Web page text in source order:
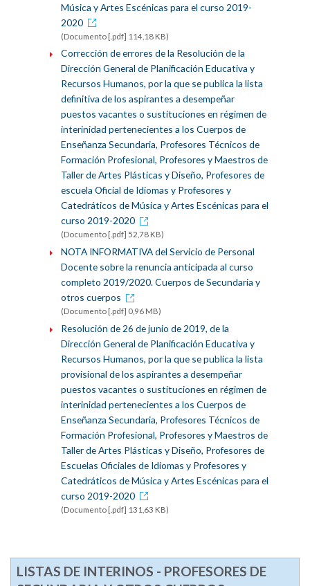
Música y Artes Escénicas para el curso 2019-
2020
(Documento [.pdf] 114,18 KB)
Corrección de errores de la Resolución de la
Dirección General de Planificación Educativa y
Recursos Humanos, por la que se publica la lista
definitiva de los aspirantes a desempeñar
puestos vacantes o sustituciones en régimen de
interinidad pertenecientes a los Cuerpos de
Enseñanza Secundaria, Profesores Técnicos de
Formación Profesional, Profesores y Maestros de
Taller de Artes Plásticas y Diseño, Profesores de
escuela Oficial de Idiomas y Profesores y
Catedráticos de Música y Artes Escénicas para el
curso 2019-2020
(Documento [.pdf] 52,78 KB)
NOTA INFORMATIVA del Servicio de Personal
Docente sobre la renuncia anticipada al curso
completo 2019/2020. Cuerpos de Secundaria y
otros cuerpos
(Documento [.pdf] 0,96 MB)
Resolución de 26 de junio de 2019, de la
Dirección General de Planificación Educativa y
Recursos Humanos, por la que se publica la lista
provisional de los aspirantes a desempeñar
puestos vacantes o sustituciones en régimen de
interinidad pertenecientes a los Cuerpos de
Enseñanza Secundaria, Profesores Técnicos de
Formación Profesional, Profesores y Maestros de
Taller de Artes Plásticas y Diseño, Profesores de
Escuelas Oficiales de Idiomas y Profesores y
Catedráticos de Música y Artes Escénicas para el
curso 2019-2020
(Documento [.pdf] 131,63 KB)
LISTAS DE INTERINOS - PROFESORES DE